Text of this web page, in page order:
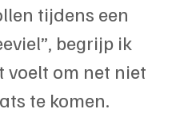
tijdens een
begrijp ik
voelt om net niet
te komen.